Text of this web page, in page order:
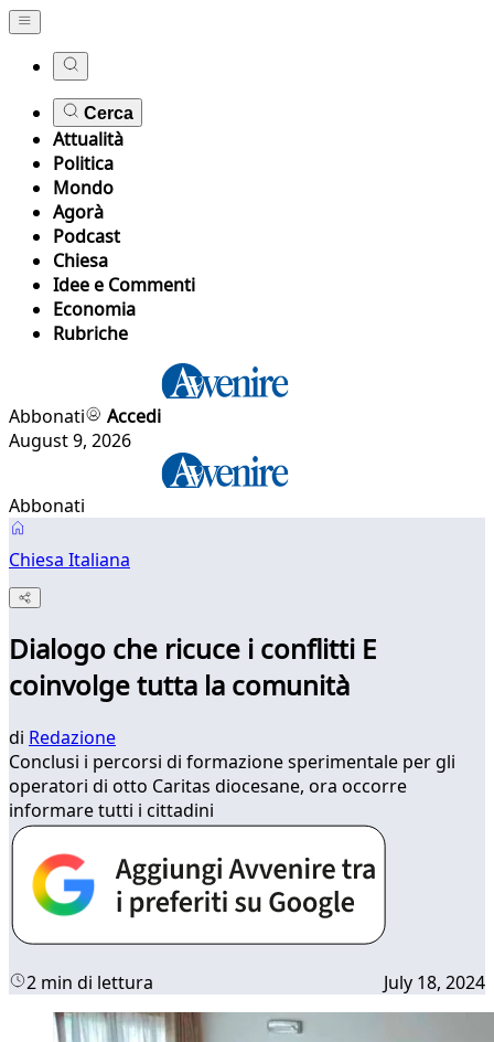
Cerca
Attualità
Politica
Mondo
Agorà
Podcast
Chiesa
Idee e Commenti
Economia
Rubriche
Abbonati
Accedi
August 9, 2026
Abbonati
Chiesa Italiana
Dialogo che ricuce i conflitti E
coinvolge tutta la comunità
di Redazione
Conclusi i percorsi di formazione sperimentale per gli
operatori di otto Caritas diocesane, ora occorre
informare tutti i cittadini
2 min di lettura July 18, 2024